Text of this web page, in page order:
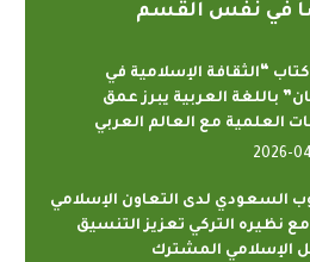
في نفس القسم
“الثقافة الإسلامية في
باللغة العربية يبرز عمق
العلمية مع العالم العربي
2026-
السعودي لدى التعاون الإسلامي
نظيره التركي تعزيز التنسيق
الإسلامي المشترك